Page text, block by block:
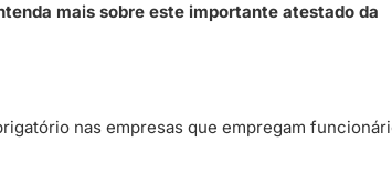
mais sobre este importante atestado da
nas empresas que empregam